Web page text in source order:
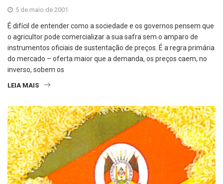
5 de maio de 2001
É difícil de entender como a sociedade e os governos pensem que
o agricultor pode comercializar a sua safra sem o amparo de
instrumentos oficiais de sustentação de preços. É a regra primária
do mercado – oferta maior que a demanda, os preços caem, no
inverso, sobem os
LEIA MAIS